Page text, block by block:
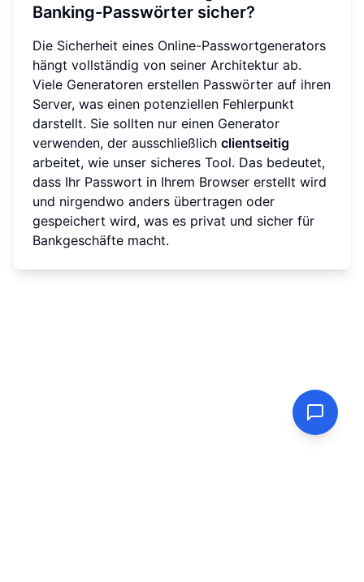
Banking-Passwörter sicher?
Die Sicherheit eines Online-Passwortgenerators
hängt vollständig von seiner Architektur ab.
Viele Generatoren erstellen Passwörter auf ihren
Server, was einen potenziellen Fehlerpunkt
darstellt. Sie sollten nur einen Generator
verwenden, der ausschließlich clientseitig
arbeitet, wie unser sicheres Tool. Das bedeutet,
dass Ihr Passwort in Ihrem Browser erstellt wird
und nirgendwo anders übertragen oder
gespeichert wird, was es privat und sicher für
Bankgeschäfte macht.